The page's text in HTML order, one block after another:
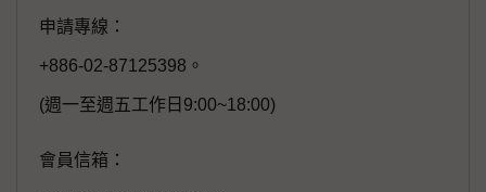
申請專線：
+886-02-87125398。
(週一至週五工作日9:00~18:00)
會員信箱：